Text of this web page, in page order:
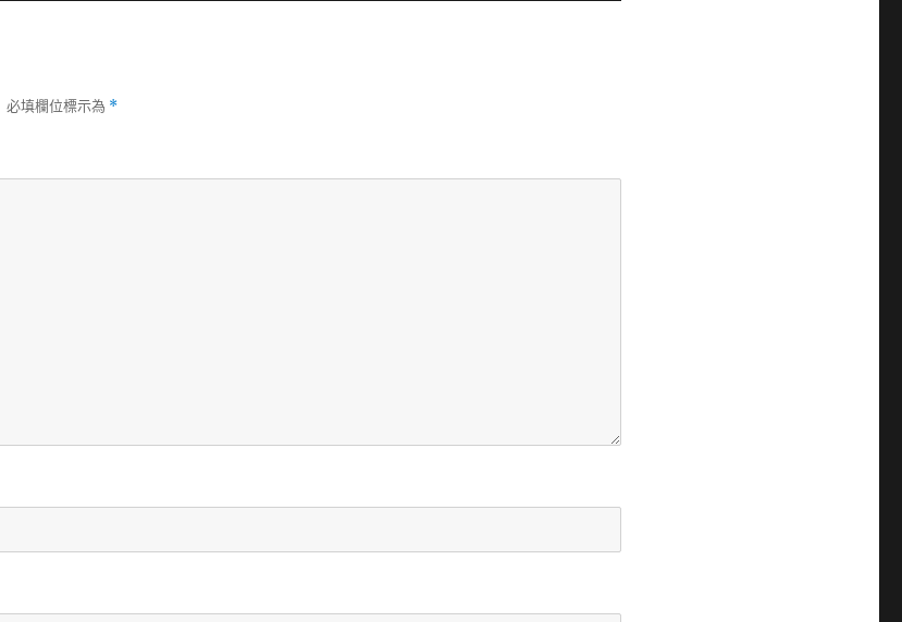
必填欄位標示為 *